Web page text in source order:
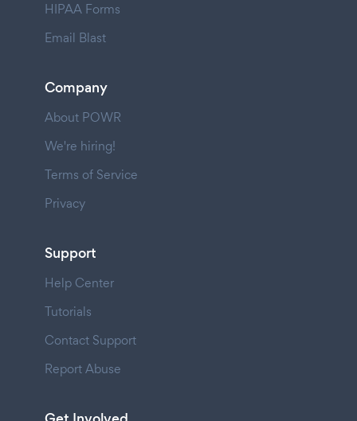
HIPAA Forms
Email Blast
Company
About POWR
We're hiring!
Terms of Service
Privacy
Support
Help Center
Tutorials
Contact Support
Report Abuse